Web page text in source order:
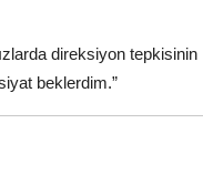
direksiyon tepkisinin
beklerdim.”